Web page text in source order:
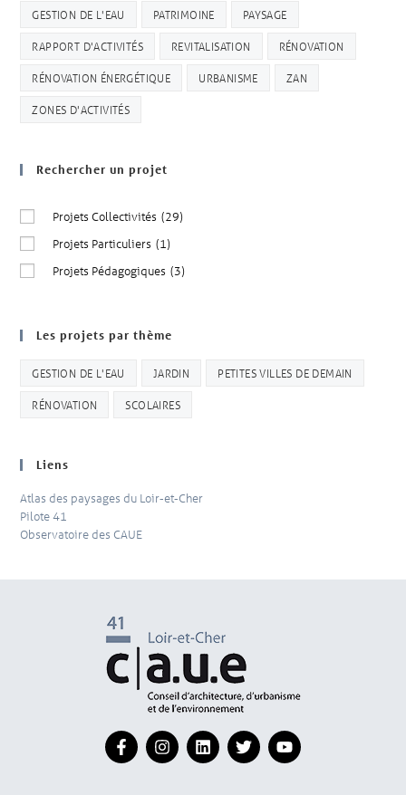
GESTION DE L'EAU PATRIMOINE PAYSAGE
RAPPORT D'ACTIVITÉS REVITALISATION RÉNOVATION
RÉNOVATION ÉNERGÉTIQUE URBANISME ZAN
ZONES D'ACTIVITÉS
Rechercher un projet
Projets Collectivités (29)
Projets Particuliers (1)
Projets Pédagogiques (3)
Les projets par thème
GESTION DE L'EAU JARDIN PETITES VILLES DE DEMAIN
RÉNOVATION SCOLAIRES
Liens
Atlas des paysages du Loir-et-Cher
Pilote 41
Observatoire des CAUE